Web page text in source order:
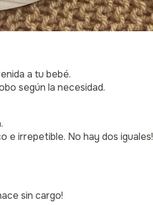
a tu bebé.
según la necesidad.
e irrepetible. No hay dos iguales!
sin cargo!